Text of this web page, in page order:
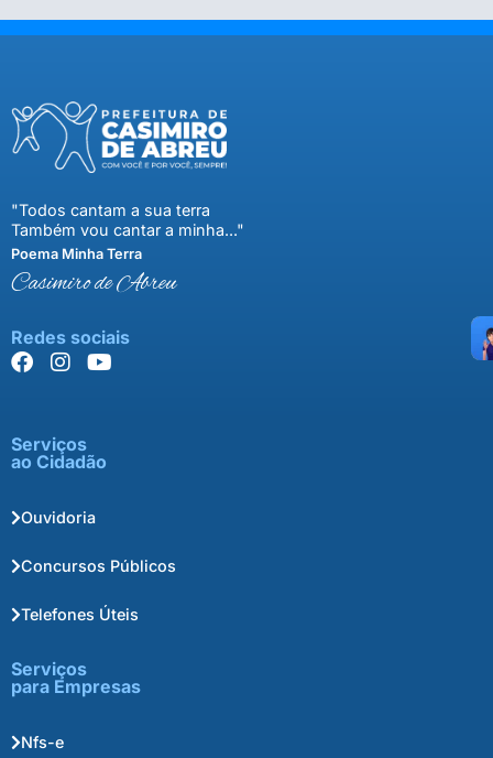
"Todos cantam a sua terra
Também vou cantar a minha..."
Poema Minha Terra
Casimiro de Abreu
Redes sociais
Serviços
ao Cidadão
Ouvidoria
Concursos Públicos
Telefones Úteis
Serviços
para Empresas
Nfs-e